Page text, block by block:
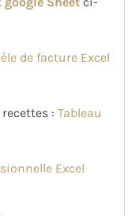
de facture Excel
: Tableau
Excel